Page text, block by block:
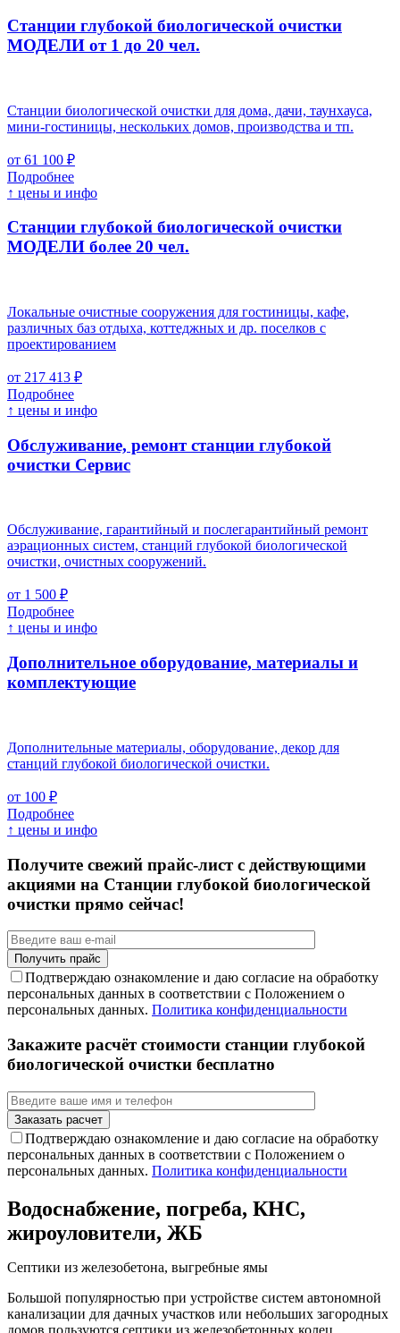
Станции глубокой биологической очистки
МОДЕЛИ от 1 до 20 чел.
Станции биологической очистки для дома, дачи, таунхауса,
мини-гостиницы, нескольких домов, производства и тп.
от 61 100 ₽
Подробнее
↑ цены и инфо
Станции глубокой биологической очистки
МОДЕЛИ более 20 чел.
Локальные очистные сооружения для гостиницы, кафе,
различных баз отдыха, коттеджных и др. поселков с
проектированием
от 217 413 ₽
Подробнее
↑ цены и инфо
Обслуживание, ремонт станции глубокой
очистки Cервис
Обслуживание, гарантийный и послегарантийный ремонт
аэрационных систем, станций глубокой биологической
очистки, очистных сооружений.
от 1 500 ₽
Подробнее
↑ цены и инфо
Дополнительное оборудование, материалы и
комплектующие
Дополнительные материалы, оборудование, декор для
станций глубокой биологической очистки.
от 100 ₽
Подробнее
↑ цены и инфо
Получите свежий прайс-лист с действующими
акциями на Станции глубокой биологической
очистки прямо сейчас!
Подтверждаю ознакомление и даю согласие на обработку
персональных данных в соответствии с Положением о
персональных данных. Политика конфиденциальности
Закажите расчёт стоимости станции глубокой
биологической очистки бесплатно
Подтверждаю ознакомление и даю согласие на обработку
персональных данных в соответствии с Положением о
персональных данных. Политика конфиденциальности
Водоснабжение, погреба, КНС,
жироуловители, ЖБ
Септики из железобетона, выгребные ямы
Большой популярностью при устройстве систем автономной
канализации для дачных участков или небольших загородных
домов пользуются септики из железобетонных колец.